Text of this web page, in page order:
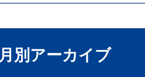
月別アーカイブ